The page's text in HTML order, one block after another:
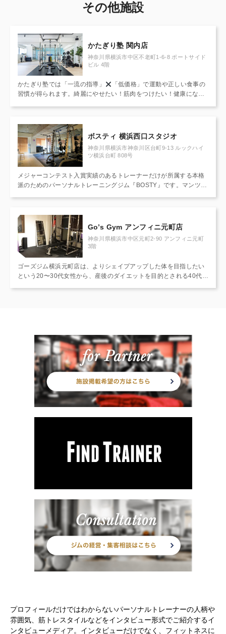
その他施設
かたぎり塾 関内店
神奈川県横浜市中区不老町1-6-8 ポートサイド
ビル 4階
かたぎり塾では「一流の指導」
「低価格」で運動や正しい食事の
習慣が得られます。綺麗にやせたい！筋肉をつけたい！健康になり
ボスティ 横浜西口スタジオ
神奈川県横浜市神奈川区台町9-13 ルックハイ
ツ横浜台町 808号
メジャーコンテスト入賞実績のあるトレーナーだけが所属する本格
派のためのパーソナルトレーニングジム『BOSTY』です。マンツー
グ未経験の方も大歓迎!加圧トレーニングも可能です☆
Go’s Gym アンフィニ元町店
神奈川県横浜市中区元町2-90 アンフィニ元町
3階
ゴーズジム横浜元町店は、よりシェイプアップした体を目指したい
という20〜30代女性から、産後のダイエットを目的とされる40代前
ペースで取り組んでいただけます。 お客様からは「理想のヒップア
ップを手に入れて自信がついた」「娘にカッコいい！と褒められ
た」「風邪をひかなくなった」といった喜びの声や、「ウエスト-18
センチ！昔の服が着れなくなった」などの嬉しい悲鳴を多数いただ
いております。 2018年10月には店舗規模を拡張し、横浜元町に新
フロアをオープンしました。プライベートルームであることはもち
ろん、広々とした空間の中で楽しくトレーニングできる環境をご用
さんにもオススメです！ 少しでも入会を迷われているようでした
ない時間になることをお約束します！
プロフィールだけではわからないパーソナルトレーナーの人柄や
雰囲気、筋トレスタイルなどをインタビュー形式でご紹介するイ
ンタビューメディア。インタビューだけでなく、フィットネスに